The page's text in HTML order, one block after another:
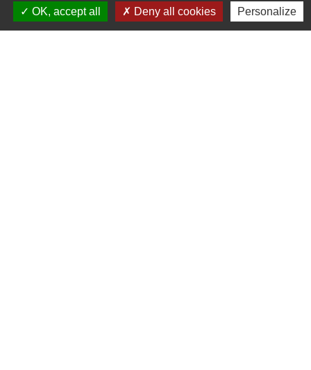
OK, accept all
Deny all cookies Personalize